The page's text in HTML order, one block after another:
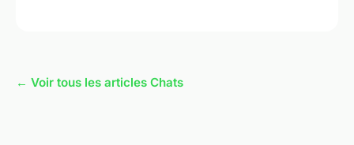
← Voir tous les articles Chats